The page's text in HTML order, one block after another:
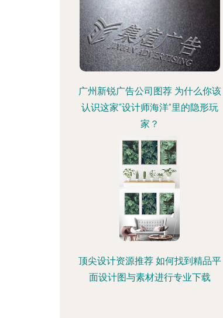
广州新锐广告公司图荐 为什么你该
认识这家“设计师海洋”里的隐形玩
家？
顶尖设计资源推荐 如何找到精品平
面设计图与素材进行专业下载